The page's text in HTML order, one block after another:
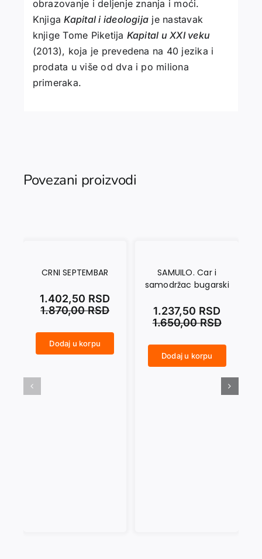
obrazovanje i deljenje znanja i moći.
KnjigaKapital i ideologija je nastavak
knjige Tome Piketija Kapital u XXI veku
(2013), koja je prevedena na 40 jezika i
prodata u više od dva i po miliona
primeraka.
Povezani proizvodi
CRNI SEPTEMBAR
1.870,00RSD
1.402,50 RSD
Dodaj u korpu
SAMUILO. Car i
samodržac bugarski
1.650,00RSD
1.237,50 RSD
Dodaj u korpu